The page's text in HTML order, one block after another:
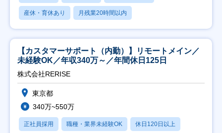
産休・育休あり 月残業20時間以内
【カスタマーサポート（内勤）】リモートメイン／
未経験OK／年収340万～／年間休日125日
株式会社RERISE
東京都
340万~550万
正社員採用 職種・業界未経験OK 休日120日以上